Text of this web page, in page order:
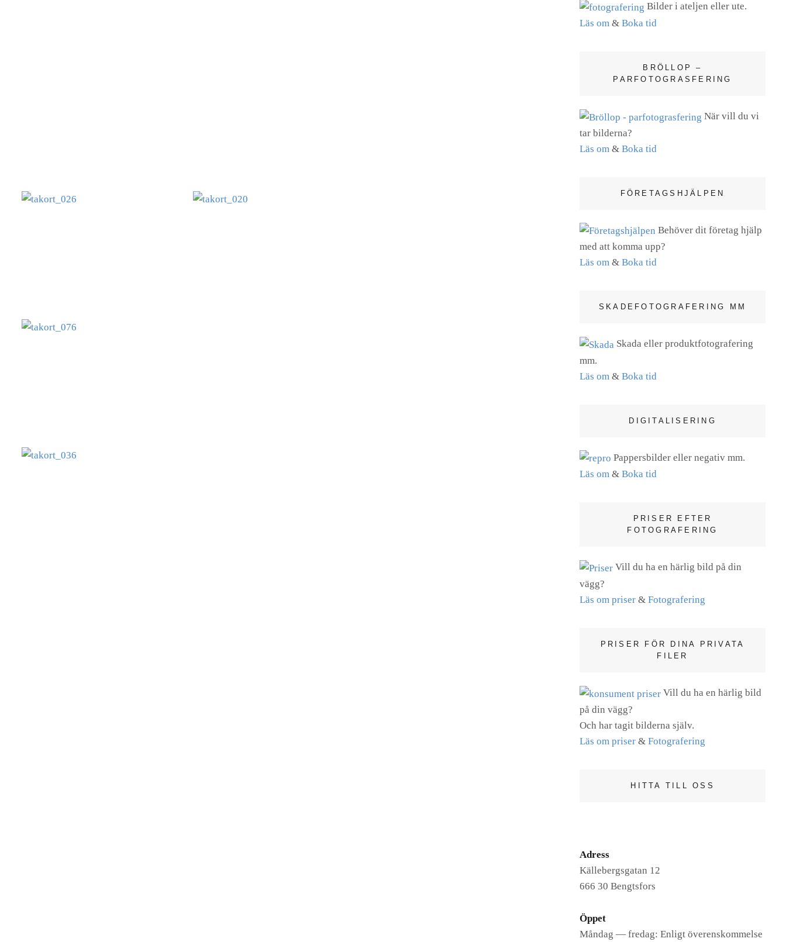
Bilder i ateljen eller ute.
Läs om &Boka tid
BRÖLLOP –
PARFOTOGRASFERING
När vill du vi
tar bilderna?
Läs om &Boka tid
FÖRETAGSHJÄLPEN
Behöver dit företag hjälp
med att komma upp?
Läs om &Boka tid
SKADEFOTOGRAFERING MM
Skada eller produktfotografering
mm.
Läs om &Boka tid
DIGITALISERING
Pappersbilder eller negativ mm.
Läs om &Boka tid
PRISER EFTER
FOTOGRAFERING
Vill du ha en härlig bild på din
vägg?
Läs om priser &Fotografering
PRISER FÖR DINA PRIVATA
FILER
Vill du ha en härlig bild
på din vägg?
Och har tagit bilderna själv.
Läs om priser &Fotografering
HITTA TILL OSS
Adress
Källebergsgatan 12
666 30 Bengtsfors
Öppet
Måndag — fredag: Enligt överenskommelse